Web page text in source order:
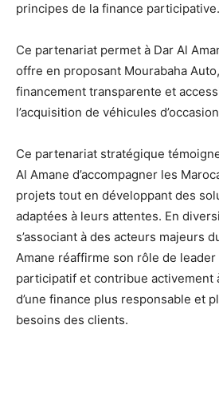
principes de la finance participative.
Ce partenariat permet à Dar Al
offre en proposant Mourabaha
financement transparente et
l’acquisition de véhicules
Ce partenariat stratégique
Al Amane d’accompagner les
projets tout en développant des
adaptées à leurs attentes. En
s’associant à des acteurs majeurs
Amane réaffirme son rôle de
participatif et contribue activement
d’une finance plus responsable et
besoins des clients.